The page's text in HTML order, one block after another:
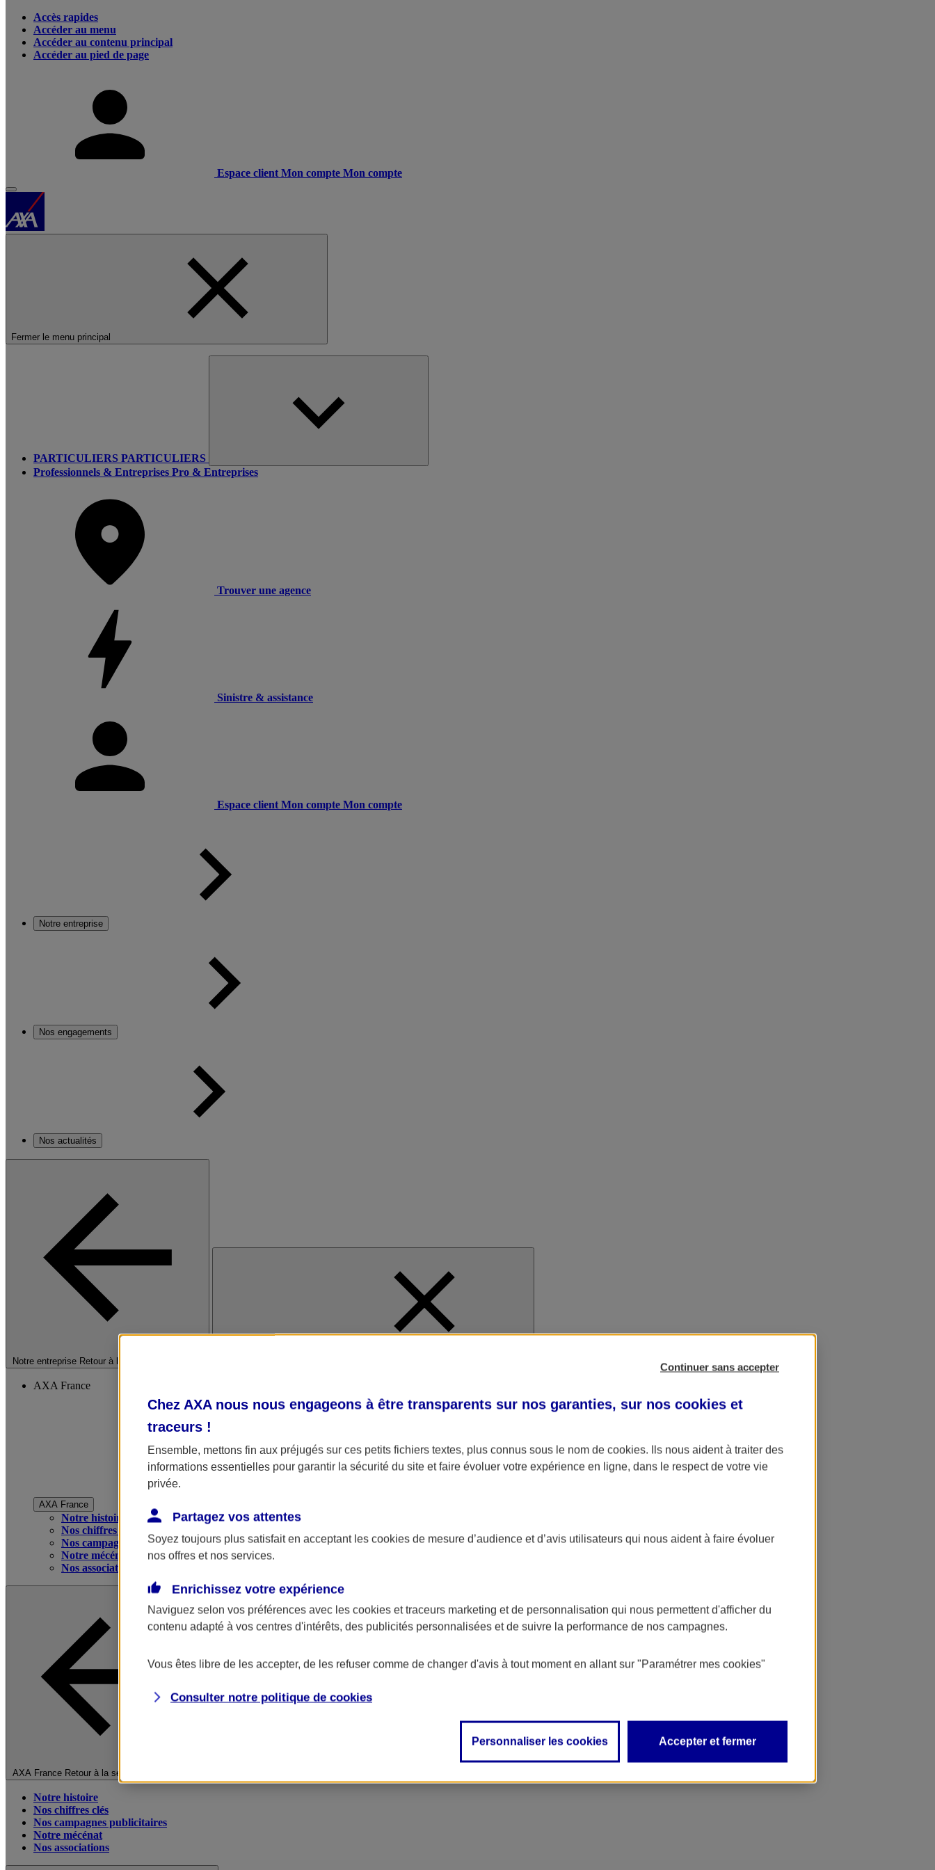
Accès rapides
Accéder au menu
Accéder au contenu principal
Accéder au pied de page
Espace client Mon compte Mon compte
Fermer le menu principal
PARTICULIERS PARTICULIERS
Professionnels & Entreprises Pro & Entreprises
Trouver une agence
Sinistre & assistance
Espace client Mon compte Mon compte
Notre entreprise
Nos engagements
Nos actualités
Notre entreprise Retour à la section précédente
AXA France
AXA France
Notre histoire
Nos chiffres clés
Nos campagnes publicitaires
Notre mécénat
Nos associations
AXA France Retour à la section précédente
Notre histoire
Nos chiffres clés
Nos campagnes publicitaires
Notre mécénat
Nos associations
Continuer sans accepter
Chez AXA nous nous engageons à être transparents sur nos garanties, sur nos cookies et
traceurs !
Ensemble, mettons fin aux préjugés sur ces petits fichiers textes, plus connus sous le nom de cookies. Ils nous aident à traiter des
informations essentielles pour garantir la sécurité du site et faire évoluer votre expérience en ligne, dans le respect de votre vie
privée.
Partagez vos attentes
Soyez toujours plus satisfait en acceptant les cookies de mesure d’audience et d’avis utilisateurs qui nous aident à faire évoluer
nos offres et nos services.
Enrichissez votre expérience
Naviguez selon vos préférences avec les cookies et traceurs marketing et de personnalisation qui nous permettent d'afficher du
contenu adapté à vos centres d'intérêts, des publicités personnalisées et de suivre la performance de nos campagnes.
Vous êtes libre de les accepter, de les refuser comme de changer d'avis à tout moment en allant sur "Paramétrer mes cookies"
Consulter notre politique de cookies
Personnaliser les cookies Accepter et fermer